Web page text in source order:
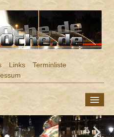
Links
Terminliste